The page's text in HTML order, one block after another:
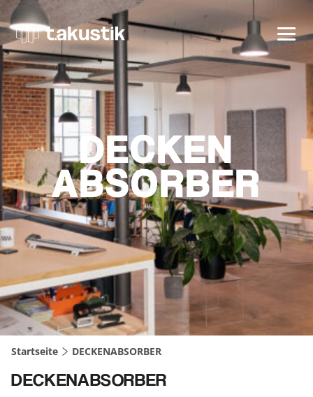
t.akustik
DECKEN
ABSORBER
Startseite DECKEN​ABSORBER
DECKENABSORBER